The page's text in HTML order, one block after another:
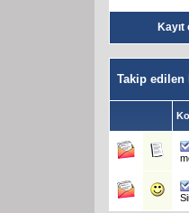
Kayıt
Takip